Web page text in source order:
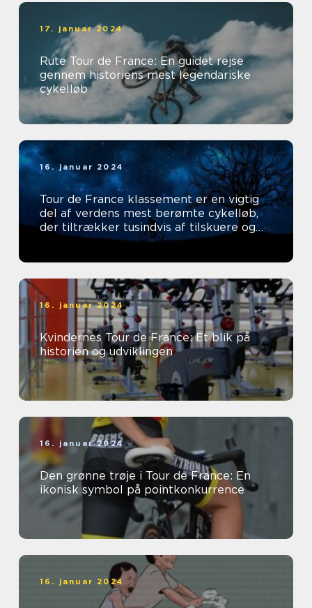
17. januar 2024
Rute Tour de France: En guidet rejse
gennem historiens mest legendariske
cykelløb
16. januar 2024
Tour de France klassement er en vigtig
del af verdens mest berømte cykelløb,
der tiltrækker tusindvis af tilskuere og
tv-seere hvert år
16. januar 2024
Kvindernes Tour de France: Et blik på
historien og udviklingen
16. januar 2024
Den grønne trøje i Tour de France: En
ikonisk symbol på pointkonkurrence
16. januar 2024